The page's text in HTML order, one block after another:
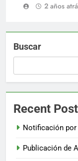
2 años
Buscar
Recent
Notificación por
Publicación de